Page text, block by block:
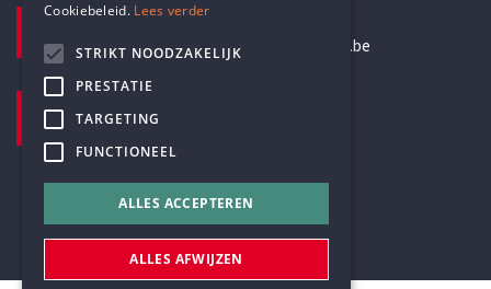
E-MAILADRES
secretariaat@humanistischverbond.be
Pottenbrug 4
Antwerpen, 2000
Cookiebeleid. Lees verder
STRIKT NOODZAKELIJK
PRESTATIE
TARGETING
FUNCTIONEEL
ALLES ACCEPTEREN
ALLES AFWIJZEN